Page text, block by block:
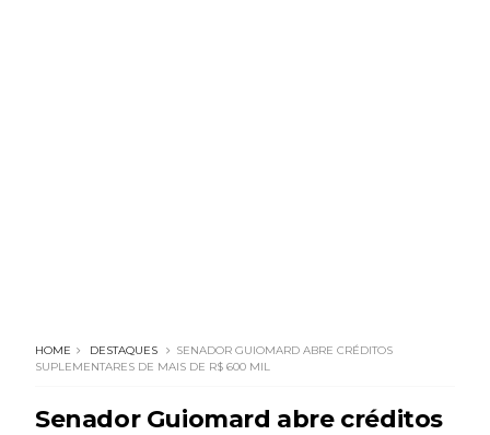
HOME DESTAQUES
SENADOR GUIOMARD ABRE CRÉDITOS
SUPLEMENTARES DE MAIS DE R$ 600 MIL
Senador Guiomard abre créditos